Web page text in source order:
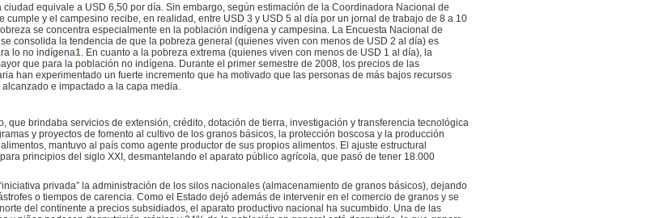
equivale a USD 6,50 por día. Sin embargo, según estimación de la Coordinadora Nacional de
y el campesino recibe, en realidad, entre USD 3 y USD 5 al día por un jornal de trabajo de 8 a 10
se concentra especialmente en la población indígena y campesina. La Encuesta Nacional de
consolida la tendencia de que la pobreza general (quienes viven con menos de USD 2 al día) es
lo no indígena1 . En cuanto a la pobreza extrema (quienes viven con menos de USD 1 al día), la
que para la población no indígena. Durante el primer semestre de 2008, los precios de las
han experimentado un fuerte incremento que ha motivado que las personas de más bajos recursos
e impactado a la capa media.
que brindaba servicios de extensión, crédito, dotación de tierra, investigación y transferencia tecnológica
y proyectos de fomento al cultivo de los granos básicos, la protección boscosa y la producción
mantuvo al país como agente productor de sus propios alimentos. El ajuste estructural
principios del siglo XXI, desmantelando el aparato público agrícola, que pasó de tener 18.000
privada” la administración de los silos nacionales (almacenamiento de granos básicos), dejando
o tiempos de carencia. Como el Estado dejó además de intervenir en el comercio de granos y se
del continente a precios subsidiados, el aparato productivo nacional ha sucumbido. Una de las